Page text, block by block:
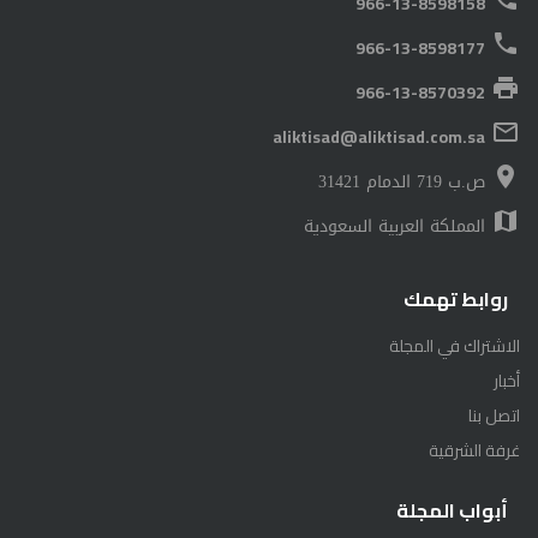
phone
966-13-8598177
print
966-13-8570392
mail_outline
aliktisad@aliktisad.com.sa
place ص.ب 719 الدمام 31421
map المملكة العربية السعودية
روابط تهمك
الاشتراك في المجلة
أخبار
اتصل بنا
غرفة الشرقية
أبواب المجلة